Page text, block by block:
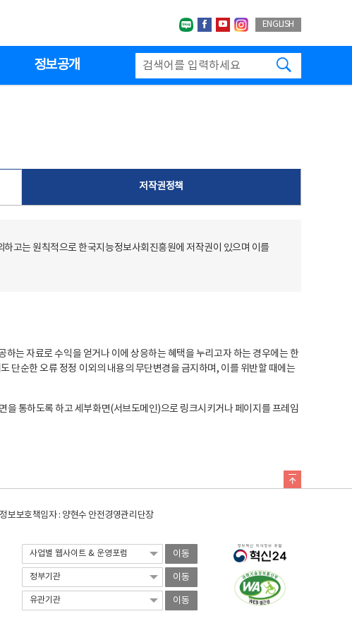
네이버블로그
페이스북
유투브인스타그랩
ENGLISH
정보공개
저작권정책
고는 원칙적으로 한국지능정보사회진흥원에 저작권이 있으며 이를
는 자료로 수익을 얻거나 이에 상응하는 혜택을 누리고자 하는 경우에는 한
단순한 오류 정정 이외의 내용의 무단변경을 금지하며, 이를 위반할 때에는
통하도록 하고 세부화면(서브도메인)으로 링크시키거나 페이지를 프레임
보보호책임자 : 양현수 안전경영관리단장
이동
이동
이동